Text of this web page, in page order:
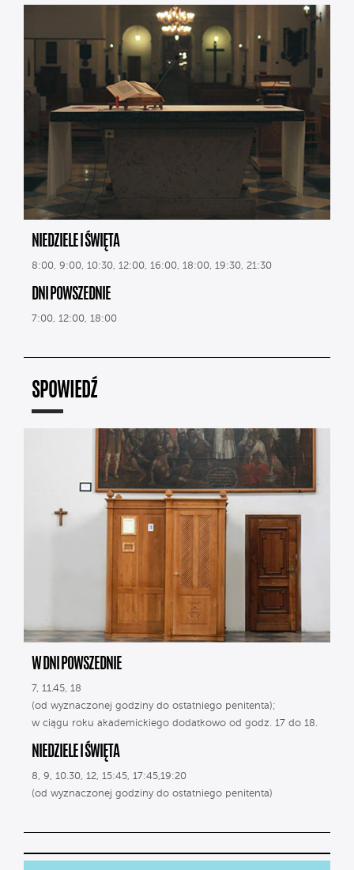
NIEDZIELE I ŚWIĘTA
8:00, 9:00, 10:30, 12:00, 16:00, 18:00, 19:30, 21:30
DNI POWSZEDNIE
7:00, 12:00, 18:00
SPOWIEDŹ
W DNI POWSZEDNIE
7, 11.45, 18
(od wyznaczonej godziny do ostatniego penitenta);
w ciągu roku akademickiego dodatkowo od godz. 17 do 18.
NIEDZIELE I ŚWIĘTA
8, 9, 10.30, 12, 15:45, 17:45,19:20
(od wyznaczonej godziny do ostatniego penitenta)